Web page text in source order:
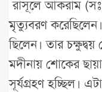
রাসূলে আকরাম
মৃত্যুবরণ
ছিলেন। তার
মদীনায় শোকের
সূর্যগ্রহণ হচ্ছিল।